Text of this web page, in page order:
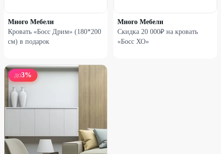
Много Мебели
Кровать «Босс Дрим» (180*200
см) в подарок
Много Мебели
Скидка 20 000₽ на кровать
«Босс ХО»
ДО3%